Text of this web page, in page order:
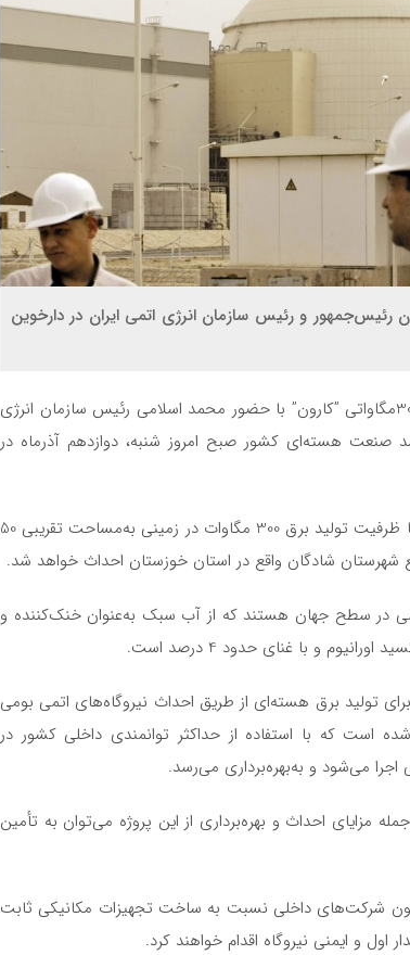
با حضور معاون رئیس‌جمهور و رئیس سازمان انرژی اتمی ایران در دارخوین
، عملیات احداث نیروگاه 300مگاواتی ‌”کارون” با حضور محمد اسلامی رئیس سازمان انرژی
صنعت هسته‌ای کشور صبح امروز شنبه، دوازدهم آذرماه در
نیروگاه اتمی «کارون» از نوع آب سبک تحت فشار (PWR) با ظرفیت تولید برق 300 مگاوات در زمینی به‌مساحت تقریبی 50
شهرستان شادگان واقع در استان خوزستان احداث خواهد شد.
در سطح جهان هستند که از آب سبک به‌عنوان خنک‌کننده و
و با غنای حدود 4 درصد است.
تولید برق هسته‌ای از طریق احداث نیروگاه‌های اتمی بومی
این طرح 8 سال پیش‌بینی شده است که با استفاده از حداکثر توانمندی داخلی کشور در
می‌شود و به‌بهره‌برداری می‌رسد.
میلیارد دلار است و از جمله مزایای احداث و بهره‌برداری از این پروژه می‌توان به تأمین
شرکت‌های داخلی نسبت به ساخت تجهیزات مکانیکی ثابت
و ایمنی نیروگاه اقدام خواهند کرد.